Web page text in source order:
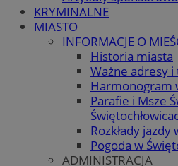
KRYMINALNE
MIASTO
INFORMACJE O
Historia miasta
Ważne adresy
Harmonogram
Parafie i Msze
Rozkłady jazdy
Pogoda w
ADMINISTRACJA